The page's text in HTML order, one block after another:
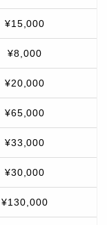
¥15,000
¥8,000
¥20,000
¥65,000
¥33,000
¥30,000
¥130,000